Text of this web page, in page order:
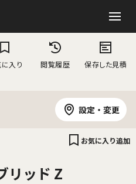
入り 閲覧履歴 保存した見積
設定・変更
リッド Z
お気に入り追加